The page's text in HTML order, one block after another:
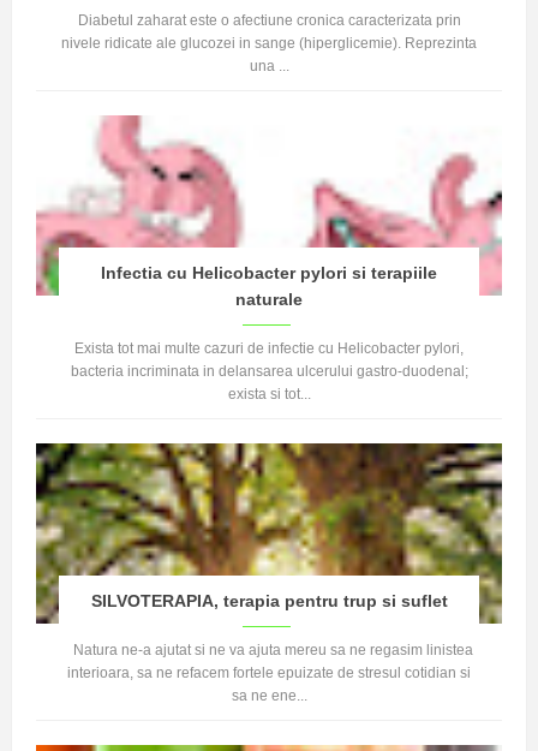
Diabetul zaharat este o afectiune cronica caracterizata prin
nivele ridicate ale glucozei in sange (hiperglicemie). Reprezinta
una ...
Infectia cu Helicobacter pylori si terapiile
naturale
Exista tot mai multe cazuri de infectie cu Helicobacter pylori,
bacteria incriminata in delansarea ulcerului gastro-duodenal;
exista si tot...
SILVOTERAPIA, terapia pentru trup si suflet
Natura ne-a ajutat si ne va ajuta mereu sa ne regasim linistea
interioara, sa ne refacem fortele epuizate de stresul cotidian si
sa ne ene...